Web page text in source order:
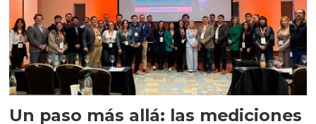
Un paso más allá: las mediciones